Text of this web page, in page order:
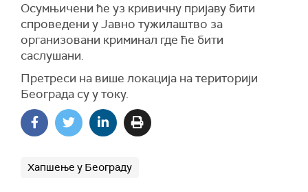
Осумњичени ће уз кривичну пријаву бити
спроведени у Јавно тужилаштво за
организовани криминал где ће бити
саслушани.
Претреси на више локација на територији
Београда су у току.
Хапшење у Београду